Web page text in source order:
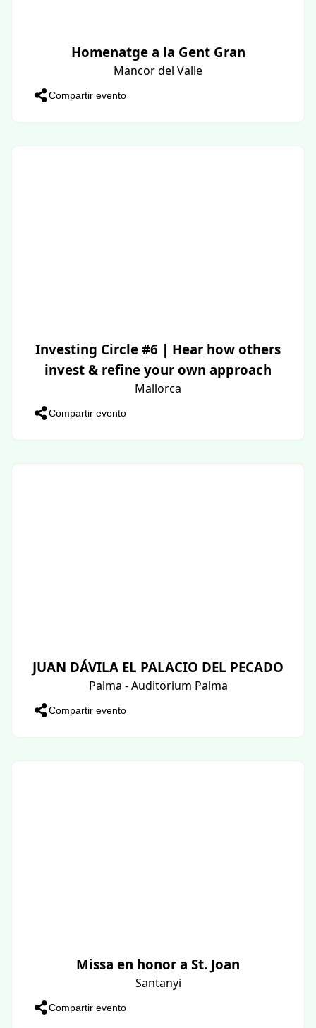
Homenatge a la Gent Gran
Mancor del Valle
Compartir evento
Investing Circle #6 | Hear how others
invest & refine your own approach
Mallorca
Compartir evento
JUAN DÁVILA EL PALACIO DEL PECADO
Palma - Auditorium Palma
Compartir evento
Missa en honor a St. Joan
Santanyi
Compartir evento